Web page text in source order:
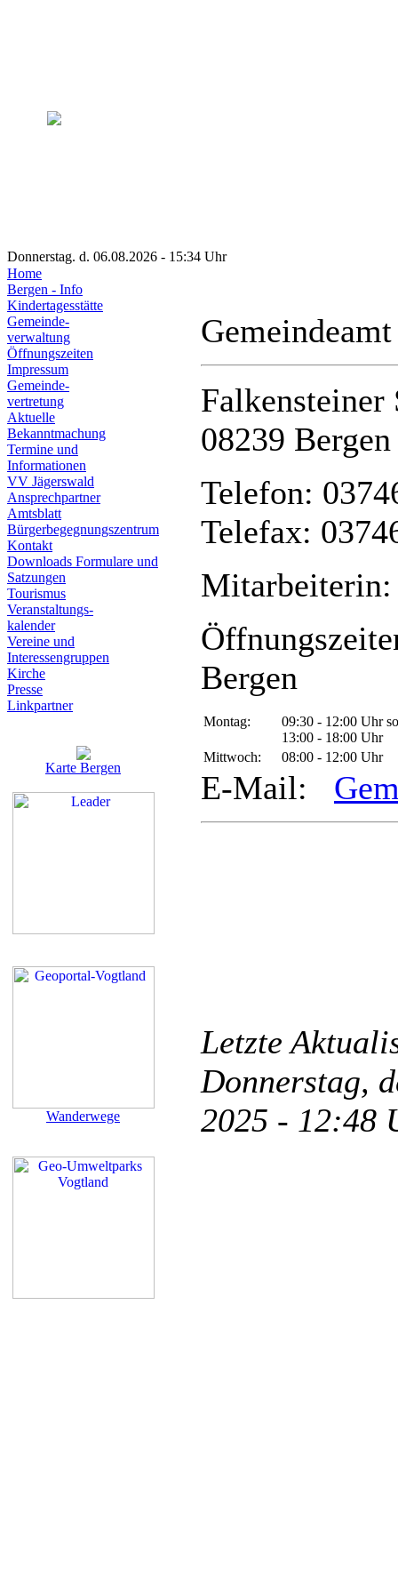
Donnerstag. d. 06.08.2026 - 15:34 Uhr
Home
Bergen - Info
Kindertagesstätte
Gemeinde-
verwaltung
Öffnungszeiten
Impressum
Gemeinde-
vertretung
Aktuelle
Bekanntmachung
Termine und
Informationen
VV Jägerswald
Ansprechpartner
Amtsblatt
Bürgerbegegnungszentrum
Kontakt
Downloads Formulare und
Satzungen
Tourismus
Veranstaltungs-
kalender
Vereine und
Interessen­gruppen
Kirche
Presse
Linkpartner
Karte Bergen
Wanderwege
Falkensteiner
08239 Bergen
Telefon:
Telefax:
Mitarbeiterin:
Bergen
Montag:
09:30 - 12:00 Uhr
13:00 - 18:00 Uhr
Mittwoch:
08:00 - 12:00 Uhr
E-Mail:
Letzte
Donnerstag,
2025 -